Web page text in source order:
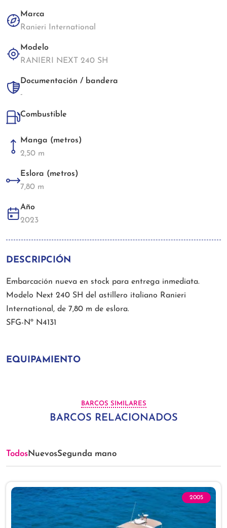
Marca
Ranieri International
Modelo
RANIERI NEXT 240 SH
Documentación / bandera
-
Combustible
Manga (metros)
2,50 m
Eslora (metros)
7,80 m
Año
2023
DESCRIPCIÓN
Embarcación nueva en stock para entrega inmediata.
Modelo Next 240 SH del astillero italiano Ranieri
International, de 7,80 m de eslora.
SFG-Nº N4131
EQUIPAMIENTO
BARCOS SIMILARES
BARCOS RELACIONADOS
TodosNuevosSegunda mano
2005